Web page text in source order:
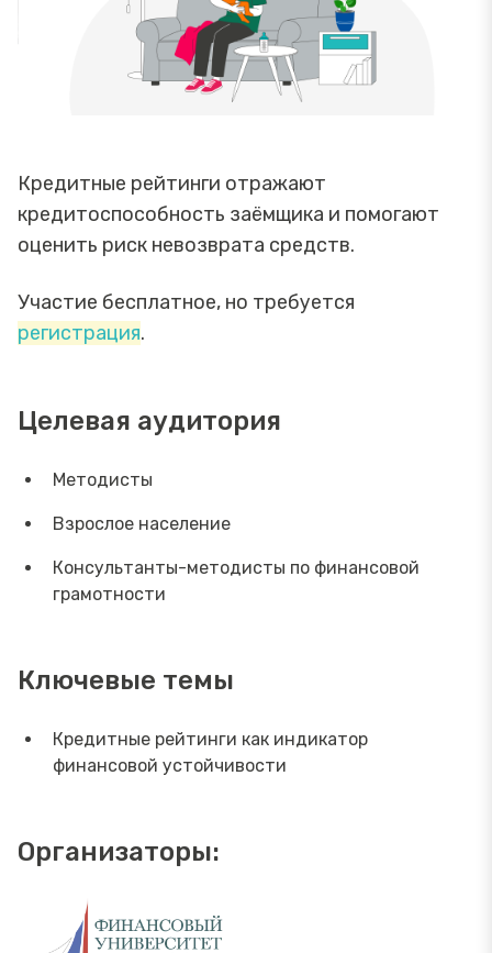
Кредитные рейтинги отражают
кредитоспособность заёмщика и помогают
оценить риск невозврата средств.
Участие бесплатное, но требуется
регистрация.
Целевая аудитория
Методисты
Взрослое население
Консультанты-методисты по финансовой
грамотности
Ключевые темы
Кредитные рейтинги как индикатор
финансовой устойчивости
Организаторы: